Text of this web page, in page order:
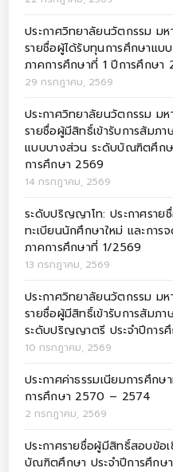
ประกาศวิทยาลัยนวัตกรรม ม
รายชื่อผู้ได้รับทุนการศึกษาแ
ภาคการศึกษาที่ 1 ปีการศึกษา
29 กรกฎาคม, 2569
ประกาศวิทยาลัยนวัตกรรม ม
รายชื่อผู้มีสิทธิ์เข้ารับการสัมภ
แบบบางส่วน ระดับบัณฑิตศึกษ
การศึกษา 2569
14 กรกฎาคม, 2569
ระดับปริญญาโท: ประกาศราย
ทะเบียนนักศึกษาใหม่ และการ
ภาคการศึกษาที่ 1/2569
13 กรกฎาคม, 2569
ประกาศวิทยาลัยนวัตกรรม ม
รายชื่อผู้มีสิทธิ์เข้ารับการสัมภ
ระดับปริญญาตรี ประจำปีการ
10 กรกฎาคม, 2569
ประกาศค่าธรรมเนียมการศึก
การศึกษา 2570 – 2574
2 กรกฎาคม, 2569
ประกาศรายชื่อผู้มีสิทธิ์สอบข้
บัณฑิตศึกษา ประจำปีการศึก